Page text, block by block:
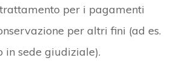
per i pagamenti
per altri fini (ad es.
sede giudiziale).